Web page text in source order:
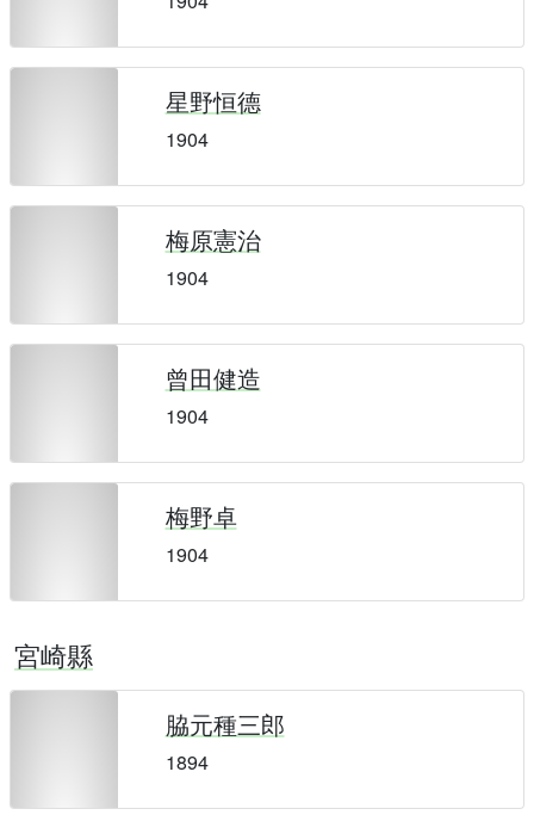
星野恒德
1904
梅原憲治
1904
曾田健造
1904
梅野卓
1904
宮崎縣
脇元種三郎
1894